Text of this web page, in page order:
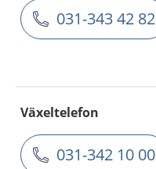
031-343 42 82
Växeltelefon
031-342 10 00